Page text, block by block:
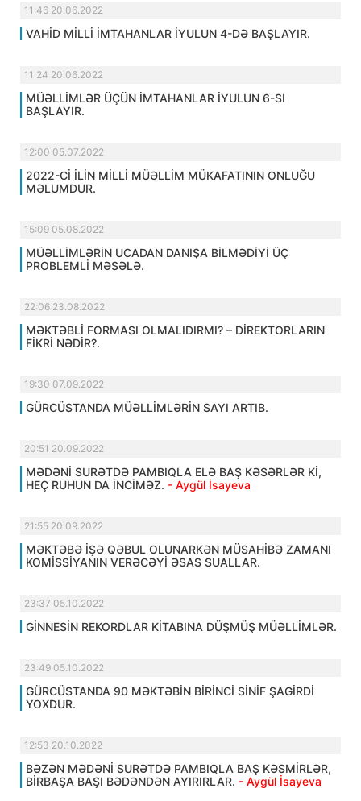
11:46 20.06.2022
VAHİD MİLLİ İMTAHANLAR İYULUN 4-DƏ BAŞLAYIR.
11:24 20.06.2022
MÜƏLLİMLƏR ÜÇÜN İMTAHANLAR İYULUN 6-SI
BAŞLAYIR.
12:00 05.07.2022
2022-Cİ İLİN MİLLİ MÜƏLLİM MÜKAFATININ ONLUĞU
MƏLUMDUR.
15:09 05.08.2022
MÜƏLLİMLƏRİN UCADAN DANIŞA BİLMƏDİYİ ÜÇ
PROBLEMLİ MƏSƏLƏ.
22:06 23.08.2022
MƏKTƏBLİ FORMASI OLMALIDIRMI? – DİREKTORLARIN
FİKRİ NƏDİR?.
19:30 07.09.2022
GÜRCÜSTANDA MÜƏLLİMLƏRİN SAYI ARTIB.
20:51 20.09.2022
MƏDƏNİ SURƏTDƏ PAMBIQLA ELƏ BAŞ KƏSƏRLƏR Kİ,
HEÇ RUHUN DA İNCİMƏZ. - Aygül İsayeva
21:55 20.09.2022
MƏKTƏBƏ İŞƏ QƏBUL OLUNARKƏN MÜSAHİBƏ ZAMANI
KOMİSSİYANIN VERƏCƏYİ ƏSAS SUALLAR.
23:37 05.10.2022
GİNNESİN REKORDLAR KİTABINA DÜŞMÜŞ MÜƏLLİMLƏR.
23:49 05.10.2022
GÜRCÜSTANDA 90 MƏKTƏBİN BİRİNCİ SİNİF ŞAGİRDİ
YOXDUR.
12:53 20.10.2022
BƏZƏN MƏDƏNİ SURƏTDƏ PAMBIQLA BAŞ KƏSMİRLƏR,
BİRBAŞA BAŞI BƏDƏNDƏN AYIRIRLAR. - Aygül İsayeva